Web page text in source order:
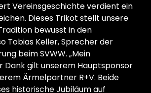
Vereinsgeschichte verdient ein
Dieses Trikot stellt unsere
bewusst in den
Tobias Keller, Sprecher der
beim SVWW. „Mein
Dank gilt unserem Hauptsponsor
Ärmelpartner R+V. Beide
historische Jubiläum auf